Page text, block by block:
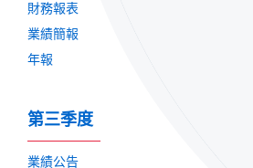
財務報表
業績簡報
年報
第三季度
業績公告